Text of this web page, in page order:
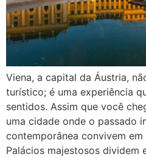
Viena, a capital da Áustria,
turístico; é uma experiência
sentidos. Assim que você
uma cidade onde o passado
contemporânea convivem
Palácios majestosos dividem